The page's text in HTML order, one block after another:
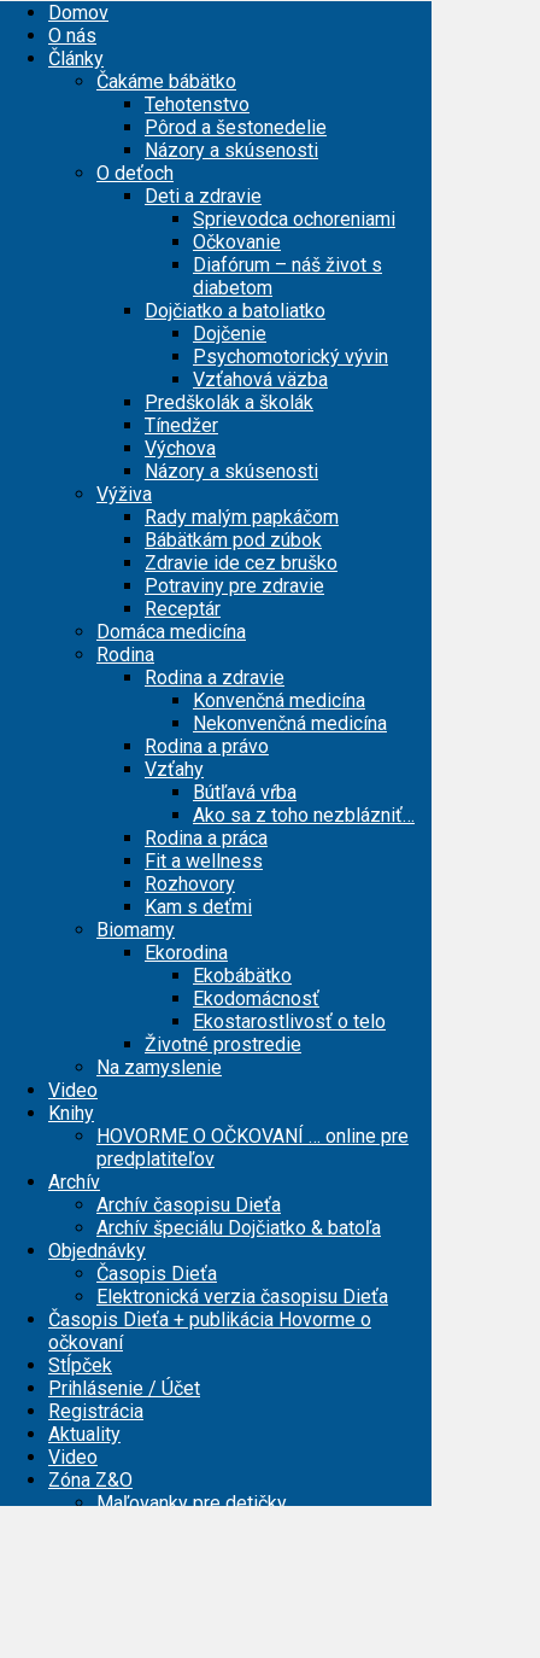
Domov
O nás
Články
Čakáme bábätko
Tehotenstvo
Pôrod a šestonedelie
Názory a skúsenosti
O deťoch
Deti a zdravie
Sprievodca ochoreniami
Očkovanie
Diafórum – náš život s
diabetom
Dojčiatko a batoliatko
Dojčenie
Psychomotorický vývin
Vzťahová väzba
Predškolák a školák
Tínedžer
Výchova
Názory a skúsenosti
Výživa
Rady malým papkáčom
Bábätkám pod zúbok
Zdravie ide cez bruško
Potraviny pre zdravie
Receptár
Domáca medicína
Rodina
Rodina a zdravie
Konvenčná medicína
Nekonvenčná medicína
Rodina a právo
Vzťahy
Bútľavá vŕba
Ako sa z toho nezblázniť…
Rodina a práca
Fit a wellness
Rozhovory
Kam s deťmi
Biomamy
Ekorodina
Ekobábätko
Ekodomácnosť
Ekostarostlivosť o telo
Životné prostredie
Na zamyslenie
Video
Knihy
HOVORME O OČKOVANÍ … online pre
predplatiteľov
Archív
Archív časopisu Dieťa
Archív špeciálu Dojčiatko & batoľa
Objednávky
Časopis Dieťa
Elektronická verzia časopisu Dieťa
Časopis Dieťa + publikácia Hovorme o
očkovaní
Stĺpček
Prihlásenie / Účet
Registrácia
Aktuality
Video
Zóna Z&O
Maľovanky pre detičky